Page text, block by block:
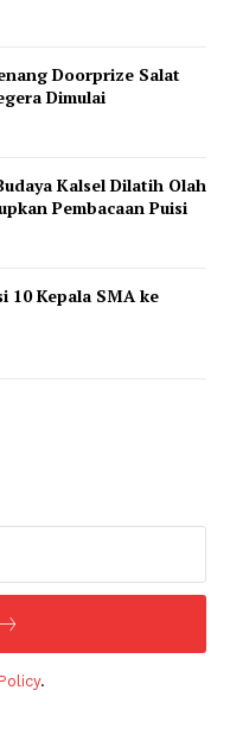
Doorprize Salat
Dimulai
Kalsel Dilatih Olah
Pembacaan Puisi
10 Kepala SMA ke
.